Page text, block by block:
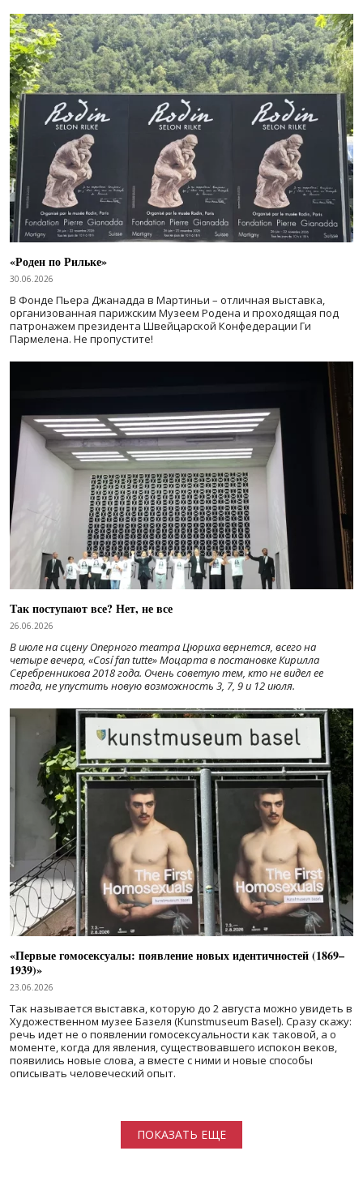
«Роден по Рильке»
30.06.2026
В Фонде Пьера Джанадда в Мартиньи – отличная выставка,
организованная парижским Музеем Родена и проходящая под
патронажем президента Швейцарской Конфедерации Ги
Пармелена. Не пропустите!
Так поступают все? Нет, не все
26.06.2026
В июле на сцену Оперного театра Цюриха вернется, всего на
четыре вечера, «Cosí fan tutte» Моцарта в постановке Кирилла
Серебренникова 2018 года. Очень советую тем, кто не видел ее
тогда, не упустить новую возможность 3, 7, 9 и 12 июля.
«Первые гомосексуалы: появление новых идентичностей (1869–
1939)»
23.06.2026
Так называется выставка, которую до 2 августа можно увидеть в
Художественном музее Базеля (Kunstmuseum Basel). Сразу скажу:
речь идет не о появлении гомосексуальности как таковой, а о
моменте, когда для явления, существовавшего испокон веков,
появились новые слова, а вместе с ними и новые способы
описывать человеческий опыт.
ПОКАЗАТЬ ЕЩЕ